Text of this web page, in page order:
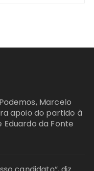
Marcelo
apoio do partido à
da Fonte